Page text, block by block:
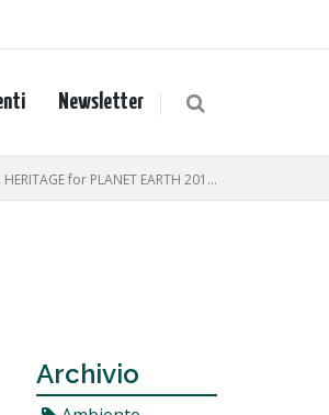
Newsletter
for PLANET EARTH 201...
Archivio